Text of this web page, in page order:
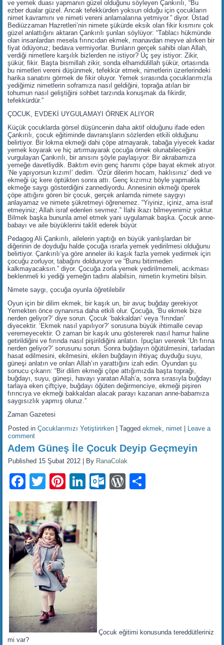
ve yemek duası yapmanın güzel olduğunu söyleyen Çankırılı, “Bu
ezber dualar güzel. Ancak tefekkürden yoksun olduğu için çocukların
nimet kavramını ve nimeti vereni anlamalarına yetmiyor.” diyor. Üstad
Bediüzzaman Hazretleri’nin nimete şükürde eksik olan fikir kısmını çok
güzel anlattığını aktaran Çankırılı şunları söylüyor: “Tablacı hükmünde
olan insanlardan mesela fırıncıdan ekmek, manavdan meyve alırken bir
fiyat ödüyoruz; bedava vermiyorlar. Bunların gerçek sahibi olan Allah,
verdiği nimetlere karşılık bizlerden ne istiyor? Üç şey istiyor: Zikir,
şükür, fikir. Başta bismillah zikir, sonda elhamdülillah şükür, ortasında
bu nimetleri vereni düşünmek, tefekkür etmek, nimetlerin üzerlerindeki
harika sanatını görmek de fikir oluyor. Yemek sırasında çocuklarımızla
yediğimiz nimetlerin soframıza nasıl geldiğini, toprağa atılan bir
tohumun nasıl geliştiğini sohbet tarzında konuşmak da fikirdir,
tefekkürdür.”
ÇOCUK, EVDEKİ UYGULAMAYI ÖRNEK ALIYOR
Küçük çocuklarda görsel düşüncenin daha aktif olduğunu ifade eden
Çankırılı, çocuk eğitiminde davranışların sözlerden etkili olduğunu
belirtiyor. Bir lokma ekmeği dahi çöpe atmayarak, tabağa yiyecek kadar
yemek koyarak ve hiç artırmayarak çocuğa örnek olunabileceğini
vurgulayan Çankırılı, bir anısını şöyle paylaşıyor: Bir akrabamıza
yemeğe davetliydik. Baktım evin genç hanımı çöpe bayat ekmek atıyor.
‘Ne yapıyorsun kızım!’ dedim. ‘Özür dilerim hocam, haklısınız’ dedi ve
ekmeği üç kere öptükten sonra attı. Genç kızımız böyle yapmakla
ekmeğe saygı gösterdiğini zannediyordu. Annesinin ekmeği öperek
çöpe attığını gören bir çocuk, gerçek anlamda nimete saygıyı
anlayamaz ve nimete şükretmeyi öğrenemez. “Yiyiniz, içiniz, ama israf
etmeyiniz; Allah israf edenleri sevmez.” İlahi ikazı bilmeyenimiz yoktur.
Bilmek başka bununla amel etmek yani uygulamak başka. Çocuk anne-
babayı ve aile büyüklerini taklit ederek büyür.
Pedagog Ali Çankırılı, ailelerin yaptığı en büyük yanlışlardan bir
diğerinin de doyduğu halde çocuğa ısrarla yemek yedirilmesi olduğunu
belirtiyor. Çankırılı’ya göre anneler iki kaşık fazla yemek yedirmek için
çocuğu zorluyor, tabağını dolduruyor ve “Bunu bitirmeden
kalkmayacaksın.” diyor. Çocuğa zorla yemek yedirilmemeli, acıkması
beklenmeli ki yediği yemeğin tadını alabilsin, nimetin kıymetini bilsin.
Nimete saygı, çocuğa oyunla öğretilebilir
Oyun için bir dilim ekmek, bir kaşık un, bir avuç buğday gerekiyor.
Yemekten önce oynanırsa daha etkili olur. Çocuğa, ‘Bu ekmek bize
nerden geliyor?’ diye sorun. Çocuk ‘bakkaldan’ veya ‘fırından’
diyecektir. ‘Ekmek nasıl yapılıyor?’ sorusuna büyük ihtimalle cevap
veremeyecektir. O zaman bir kaşık unu göstererek nasıl hamur haline
getirildiğini ve fırında nasıl pişirildiğini anlatın. İpuçları vererek ‘Un fırına
nerden geliyor?’ sorusunu sorun. Sonra buğdayın öğütülmesini, tarladan
hasat edilmesini, ekilmesini, ekilen buğdayın ihtiyaç duyduğu suyu,
güneşi anlatın ve onları Allah’ın yarattığını izah edin. Oyundan şu
sonucu çıkarın: “Bir dilim ekmeği çöpe attığımızda başta toprağı,
buğdayı, suyu, güneşi, havayı yaratan Allah’a, sonra sırasıyla buğdayı
tarlaya eken çiftçiye, buğdayı öğüten değirmenciye, ekmeği pişiren
fırıncıya ve ekmeği bakkaldan alacak parayı kazanan anne-babamıza
saygısızlık yapmış oluruz.”
Zaman Gazetesi
Posted in Çocuklarımızı Yetiştirirken |Tagged ekmek ,nimet | Leave a
comment
Adem Güneş İle Çocuk Deyip Geçmeyin
Published 15 Şubat 2012 | By RanaColak
Facebook
TwitterPinterest
LinkedIn
Outlook.com
WordPress
Çocuk eğitimi konusunda tereddütleriniz
mi var?